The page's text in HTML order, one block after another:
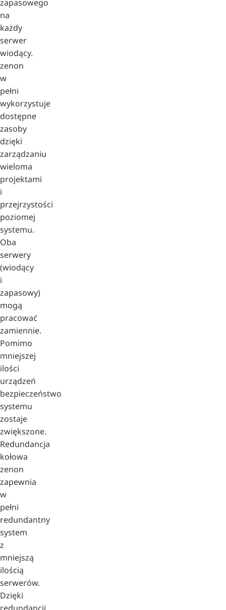
zapasowego
na
każdy
serwer
wiodący.
zenon
w
pełni
wykorzystuje
dostępne
zasoby
dzięki
zarządzaniu
wieloma
projektami
i
przejrzystości
poziomej
systemu.
Oba
serwery
(wiodący
i
zapasowy)
mogą
pracować
zamiennie.
Pomimo
mniejszej
ilości
urządzeń
bezpieczeństwo
systemu
zostaje
zwiększone.
Redundancja
kołowa
zenon
zapewnia
w
pełni
redundantny
system
z
mniejszą
ilością
serwerów.
Dzięki